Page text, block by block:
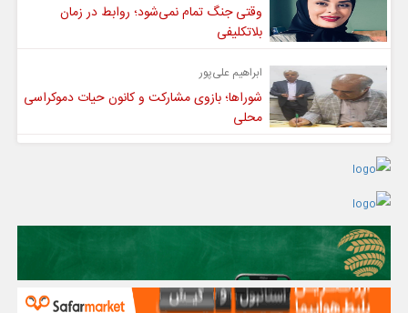
وقتی جنگ تمام نمی‌شود؛ روابط در زمان
بلاتکلیفی
ابراهیم علی‌پور
شوراها؛ بازوی مشارکت و کانون حیات دموکراسی
محلی